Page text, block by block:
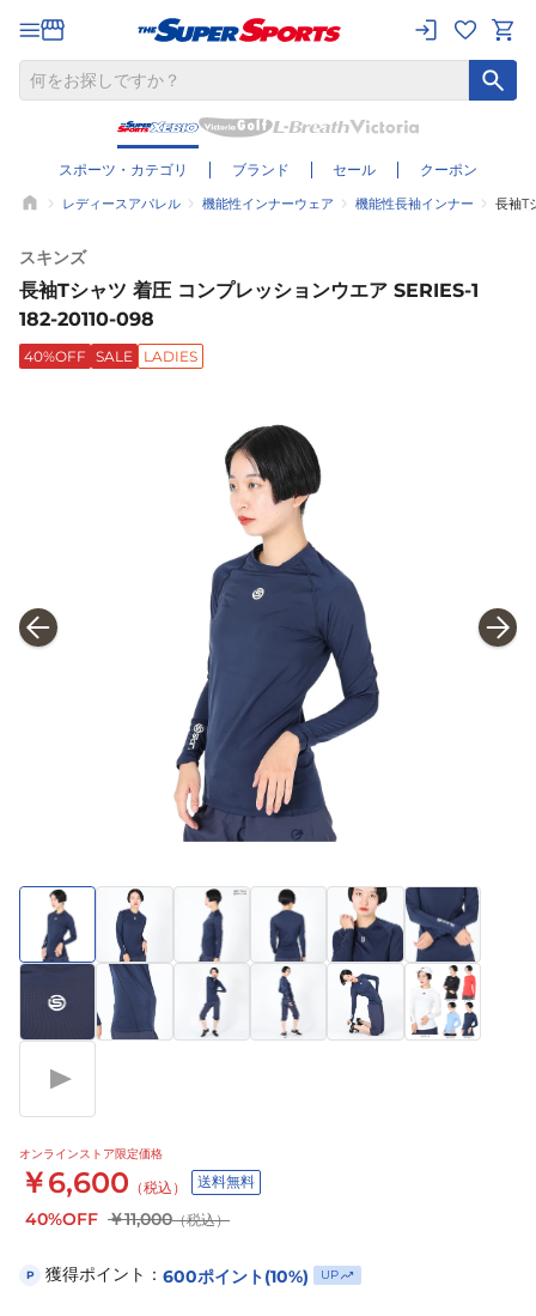
スポーツ・カテゴリ ブランド セール クーポン
レディースアパレル 機能性インナーウェア 機能性長袖インナー 長袖T
スキンズ
長袖Tシャツ 着圧 コンプレッションウエア SERIES-1
182-20110-098
40%OFF SALE LADIES
オンラインストア限定価格
￥6,600 （税込） 送料無料
40%OFF ￥11,000（税込）
P 獲得ポイント： 600ポイント(10%) UP